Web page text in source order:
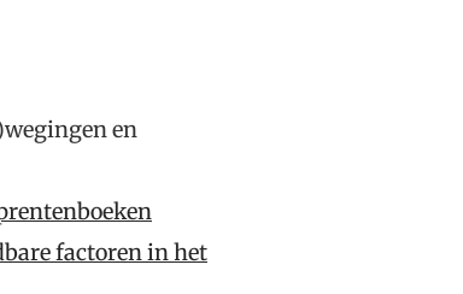
en
factoren in het